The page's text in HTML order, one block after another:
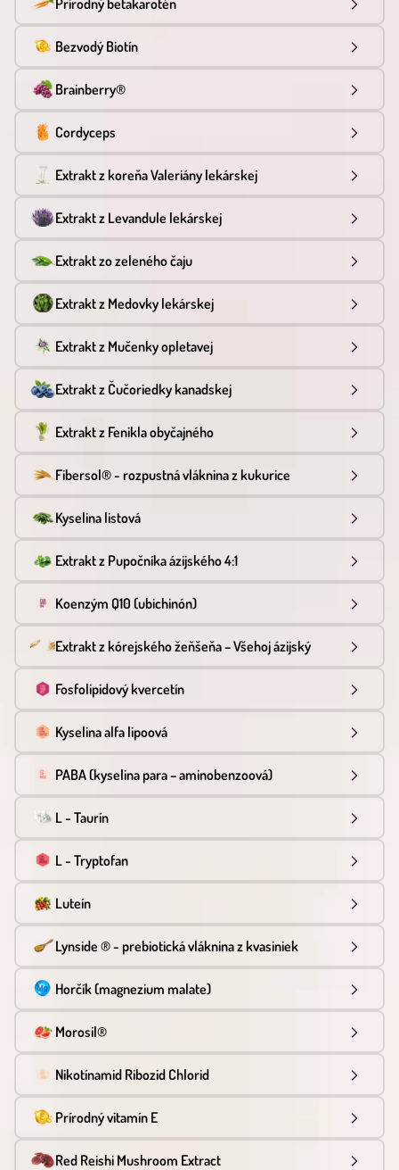
Bezvodý Biotín
Brainberry®
Cordyceps
Extrakt z koreňa Valeriány lekárskej
Extrakt z Levandule lekárskej
Extrakt zo zeleného čaju
Extrakt z Medovky lekárskej
Extrakt z Mučenky opletavej
Extrakt z Čučoriedky kanadskej
Extrakt z Fenikla obyčajného
Fibersol® - rozpustná vláknina z kukurice
Kyselina listová
Extrakt z Pupočníka ázijského 4:1
Koenzým Q10 (ubichinón)
Extrakt z kórejského žeňšeňa – Všehoj ázijský
Fosfolipidový kvercetín
Kyselina alfa lipoová
PABA (kyselina para – aminobenzoová)
L - Taurín
L - Tryptofan
Luteín
Lynside ® - prebiotická vláknina z kvasiniek
Horčík (magnezium malate)
Morosil®
Nikotínamid Ribozid Chlorid
Prírodný vitamín E
Red Reishi Mushroom Extract